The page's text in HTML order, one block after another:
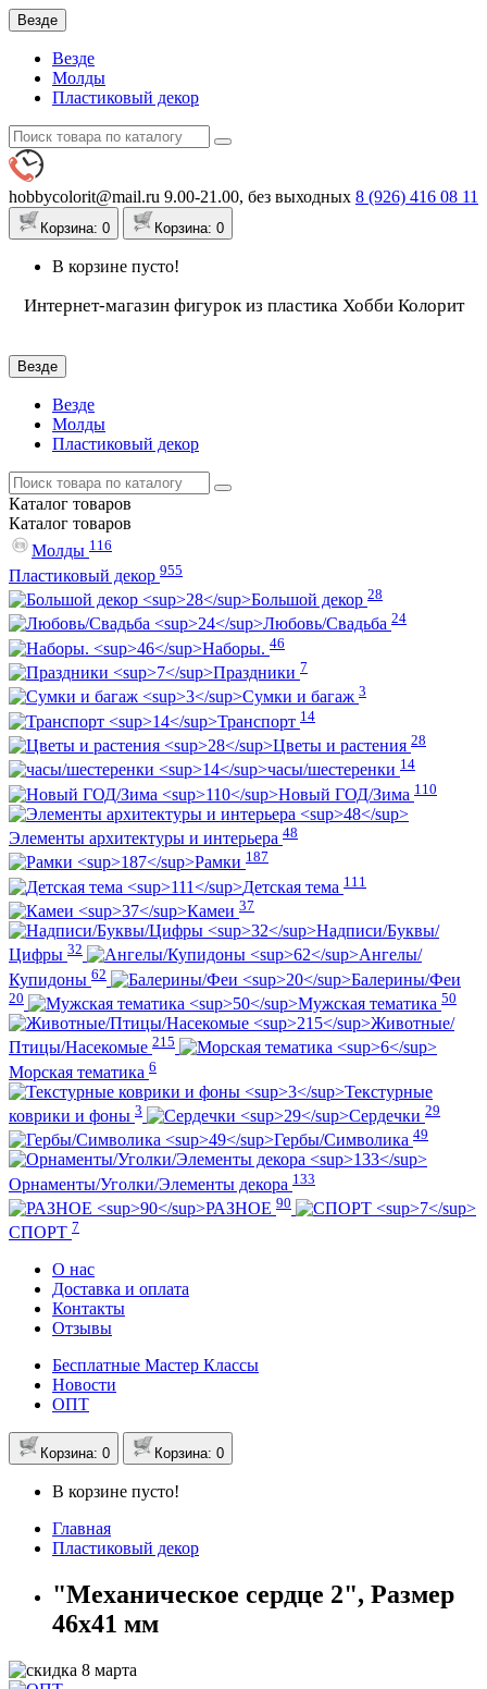
Везде
Везде
Молды
Пластиковый декор
hobbycolorit@mail.ru 9.00-21.00, без выходных 8 (926) 416 08 11
Корзина: 0 Корзина: 0
В корзине пусто!
Интернет-магазин фигурок из пластика Хобби Колорит
Везде
Везде
Молды
Пластиковый декор
Каталог товаров
Каталог товаров
Молды 116
Пластиковый декор 955
Большой декор 28
Любовь/Cвадьба 24
Наборы. 46
Праздники 7
Сумки и багаж 3
Транспорт 14
Цветы и растения 28
часы/шестеренки 14
Новый ГОД/Зима 110
Элементы архитектуры и интерьера 48
Рамки 187
Детская тема 111
Камеи 37
Надписи/Буквы/
Цифры 32
Ангелы/
Купидоны 62 Балерины/Феи
20 Мужская тематика 50
Животные/
Птицы/Насекомые 215
Морская тематика 6
Текстурные
коврики и фоны 3 Сердечки 29
Гербы/Символика 49
Орнаменты/Уголки/Элементы декора 133
РАЗНОЕ 90
СПОРТ 7
О нас
Доставка и оплата
Контакты
Отзывы
Бесплатные Мастер Классы
Новости
ОПТ
Корзина: 0 Корзина: 0
В корзине пусто!
Главная
Пластиковый декор
"Механическое сердце 2", Размер
46х41 мм